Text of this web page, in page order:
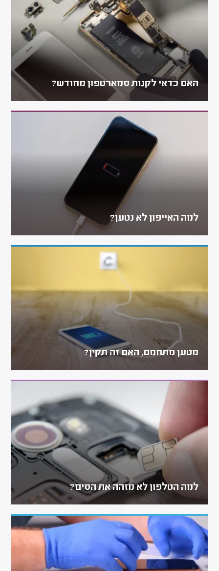
האם כדאי לקנות סמארטפון מחודש?
למה האייפון לא נטען?
מטען מתחמם, האם זה תקין?
למה הטלפון לא מזהה את הסים?